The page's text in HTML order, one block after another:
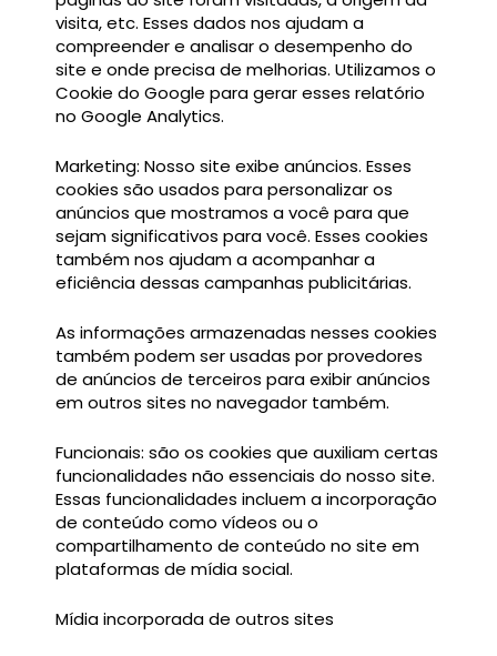
visita, etc. Esses dados nos ajudam a
compreender e analisar o desempenho do
site e onde precisa de melhorias. Utilizamos o
Cookie do Google para gerar esses relatório
no Google Analytics.
Marketing: Nosso site exibe anúncios. Esses
cookies são usados para personalizar os
anúncios que mostramos a você para que
sejam significativos para você. Esses cookies
também nos ajudam a acompanhar a
eficiência dessas campanhas publicitárias.
As informações armazenadas nesses cookies
também podem ser usadas por provedores
de anúncios de terceiros para exibir anúncios
em outros sites no navegador também.
Funcionais: são os cookies que auxiliam certas
funcionalidades não essenciais do nosso site.
Essas funcionalidades incluem a incorporação
de conteúdo como vídeos ou o
compartilhamento de conteúdo no site em
plataformas de mídia social.
Mídia incorporada de outros sites